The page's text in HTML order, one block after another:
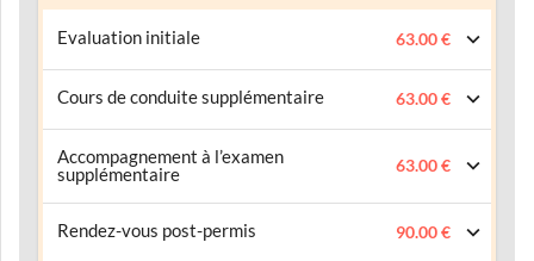
Evaluation initiale 63.00 €
Cours de conduite supplémentaire 63.00 €
Accompagnement à l’examen
supplémentaire
63.00 €
Rendez-vous post-permis 90.00 €